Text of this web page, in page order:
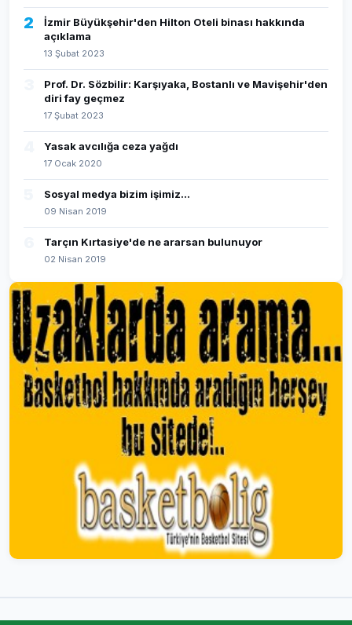
2
İzmir Büyükşehir'den Hilton Oteli binası hakkında
açıklama
13 Şubat 2023
Prof. Dr. Sözbilir: Karşıyaka, Bostanlı ve Mavişehir'den
diri fay geçmez
17 Şubat 2023
Yasak avcılığa ceza yağdı
17 Ocak 2020
Sosyal medya bizim işimiz...
09 Nisan 2019
Tarçın Kırtasiye'de ne ararsan bulunuyor
02 Nisan 2019